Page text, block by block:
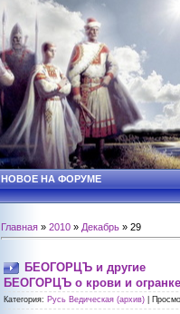
НОВОЕ НА ФОРУМЕ
Главная » 2010 » Декабрь » 29
БЕОГОРЦЪ и другие
БЕОГОРЦЪ о крови и
Категория: Русь Ведическая (архив)